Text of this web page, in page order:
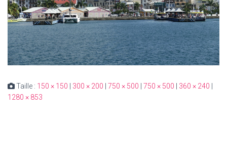
Taille : 150 × 150 | 300 × 200 | 750 × 500 | 750 × 500 | 360 × 240 |
1280 × 853